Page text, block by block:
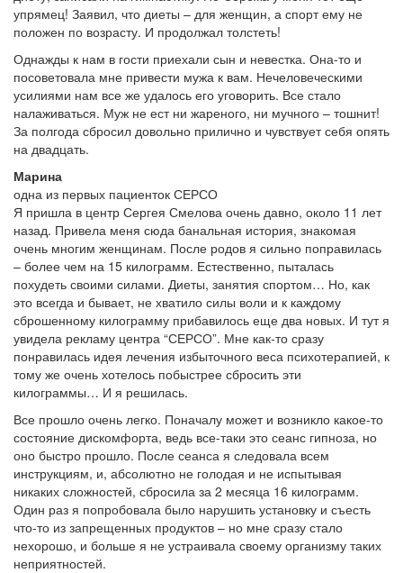
упрямец! Заявил, что диеты – для женщин, а спорт ему не
положен по возрасту. И продолжал толстеть!
Однажды к нам в гости приехали сын и невестка. Она-то и
посоветовала мне привести мужа к вам. Нечеловеческими
усилиями нам все же удалось его уговорить. Все стало
налаживаться. Муж не ест ни жареного, ни мучного – тошнит!
За полгода сбросил довольно прилично и чувствует себя опять
на двадцать.
Марина
одна из первых пациенток СЕРСО
Я пришла в центр Сергея Смелова очень давно, около 11 лет
назад. Привела меня сюда банальная история, знакомая
очень многим женщинам. После родов я сильно поправилась
– более чем на 15 килограмм. Естественно, пыталась
похудеть своими силами. Диеты, занятия спортом… Но, как
это всегда и бывает, не хватило силы воли и к каждому
сброшенному килограмму прибавилось еще два новых. И тут я
увидела рекламу центра “СЕРСО”. Мне как-то сразу
понравилась идея лечения избыточного веса психотерапией, к
тому же очень хотелось побыстрее сбросить эти
килограммы… И я решилась.
Все прошло очень легко. Поначалу может и возникло какое-то
состояние дискомфорта, ведь все-таки это сеанс гипноза, но
оно быстро прошло. После сеанса я следовала всем
инструкциям, и, абсолютно не голодая и не испытывая
никаких сложностей, сбросила за 2 месяца 16 килограмм.
Один раз я попробовала было нарушить установку и съесть
что-то из запрещенных продуктов – но мне сразу стало
нехорошо, и больше я не устраивала своему организму таких
неприятностей.